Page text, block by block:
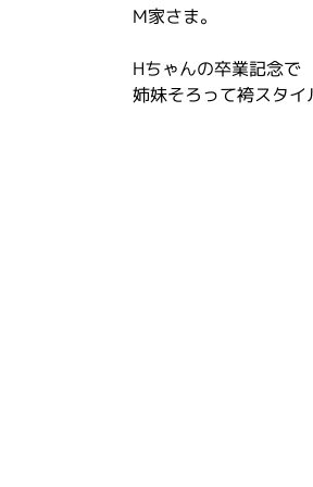
M家さま。
Hちゃんの卒業記念で
姉妹そろって袴スタイ